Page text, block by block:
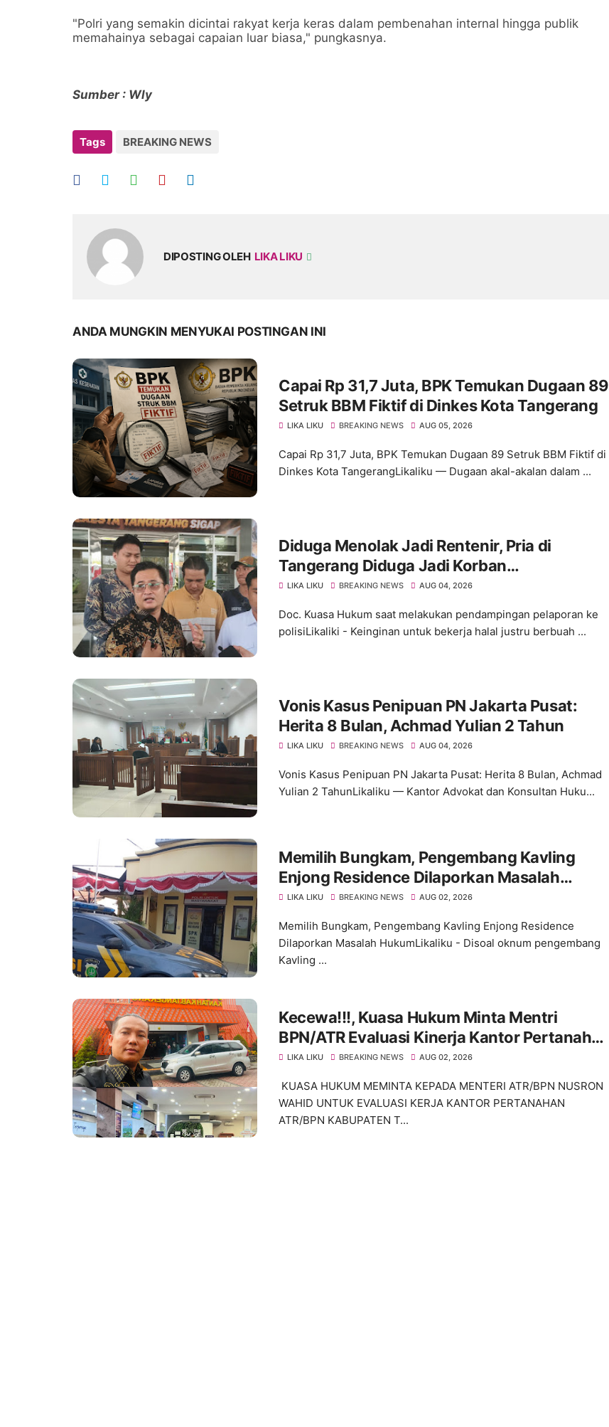
"Polri yang semakin dicintai rakyat kerja keras dalam pembenahan internal hingga publik
memahainya sebagai capaian luar biasa," pungkasnya.
Sumber : Wly
Tags BREAKING NEWS
DIPOSTING OLEH LIKA LIKU
ANDA MUNGKIN MENYUKAI POSTINGAN INI
Capai Rp 31,7 Juta, BPK Temukan Dugaan 89
Setruk BBM Fiktif di Dinkes Kota Tangerang
LIKA LIKU BREAKING NEWS AUG 05, 2026
Capai Rp 31,7 Juta, BPK Temukan Dugaan 89 Setruk BBM Fiktif di
Dinkes Kota TangerangLikaliku — Dugaan akal-akalan dalam ...
Diduga Menolak Jadi Rentenir, Pria di
Tangerang Diduga Jadi Korban
Pengeroyokan Hingga Kritis
LIKA LIKU BREAKING NEWS AUG 04, 2026
Doc. Kuasa Hukum saat melakukan pendampingan pelaporan ke
polisiLikaliki - Keinginan untuk bekerja halal justru berbuah ...
Vonis Kasus Penipuan PN Jakarta Pusat:
Herita 8 Bulan, Achmad Yulian 2 Tahun
LIKA LIKU BREAKING NEWS AUG 04, 2026
Vonis Kasus Penipuan PN Jakarta Pusat: Herita 8 Bulan, Achmad
Yulian 2 TahunLikaliku — Kantor Advokat dan Konsultan Huku...
Memilih Bungkam, Pengembang Kavling
Enjong Residence Dilaporkan Masalah
Hukum
LIKA LIKU BREAKING NEWS AUG 02, 2026
Memilih Bungkam, Pengembang Kavling Enjong Residence
Dilaporkan Masalah HukumLikaliku - Disoal oknum pengembang
Kavling ...
Kecewa!!!, Kuasa Hukum Minta Mentri
BPN/ATR Evaluasi Kinerja Kantor Pertanahan
Kabupaten Tangerang
LIKA LIKU BREAKING NEWS AUG 02, 2026
KUASA HUKUM MEMINTA KEPADA MENTERI ATR/BPN NUSRON
WAHID UNTUK EVALUASI KERJA KANTOR PERTANAHAN
ATR/BPN KABUPATEN T...